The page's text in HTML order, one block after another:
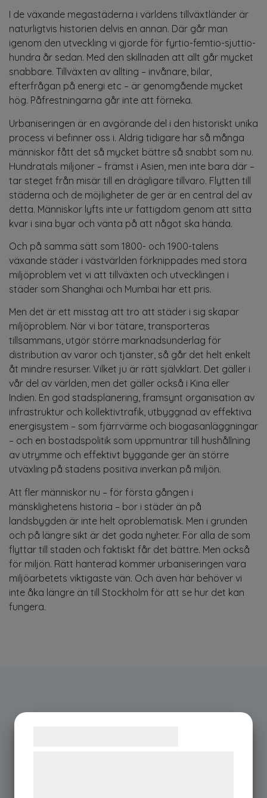
I de växande megastäderna i världens tillväxtländer är
naturligtvis historien delvis en annan. Där går man
igenom den utveckling vi gjorde för fyrtio-femtio-sjuttio-
hundra år sedan. Med den skillnaden att allt går mycket
snabbare. Tillväxten av allting – invånare, bilar,
efterfrågan på energi etc – är genomgående mycket
hög. Påfrestningarna går inte att förneka.
Urbaniseringen är en avgörande del i den historiskt unika
process vi befinner oss i. Aldrig tidigare har så många
människor fått det så mycket bättre så snabbt som nu.
Hundratals miljoner – främst i Asien, men inte bara där –
tar steget från misär till en drägligare tillvaro. Flytten till
städerna och de möjligheter de ger är en central del av
detta. Människor lyfts inte ur fattigdom genom att sitta
kvar i sina byar och vänta på att något ska hända.
Och på samma sätt som 1800- och 1900-talens
växande städer i västvärlden förknippades med stora
miljöproblem vet vi att tillväxten och utvecklingen i
städer som Shanghai och Mumbai har ett pris.
Men det är ett misstag att tro att städer i sig skapar
miljöproblem. När vi bor tätare, transporteras
tillsammans, utgör större marknadsunderlag för
distribution av varor och tjänster, så går det helt enkelt
åt mindre resurser. Vilket ju är rätt självklart. Det gäller i
vår del av världen, men det gäller också i Kina eller
Indien. En god stadsplanering, framsynt organisation av
infrastruktur och kollektivtrafik, utbyggnad av effektiva
energisystem – som fjärrvärme och biogasanläggningar
– och en bostadspolitik som uppmuntrar till hushållning
av utrymme och effektivt byggande ger än större
utväxling på stadens positiva inverkan på miljön.
Att fler människor nu – för första gången i
mänsklighetens historia – bor i städer än på
landsbygden är inte helt oproblematisk. Men i grunden
och på längre sikt är det goda nyheter. För alla de som
flyttar till staden och faktiskt får det bättre. Men också
för miljön. Rätt hanterad kommer urbaniseringen vara
miljöarbetets viktigaste vän. Och även här behöver vi
inte åka längre än till Stockholm för att se hur det kan
fungera.